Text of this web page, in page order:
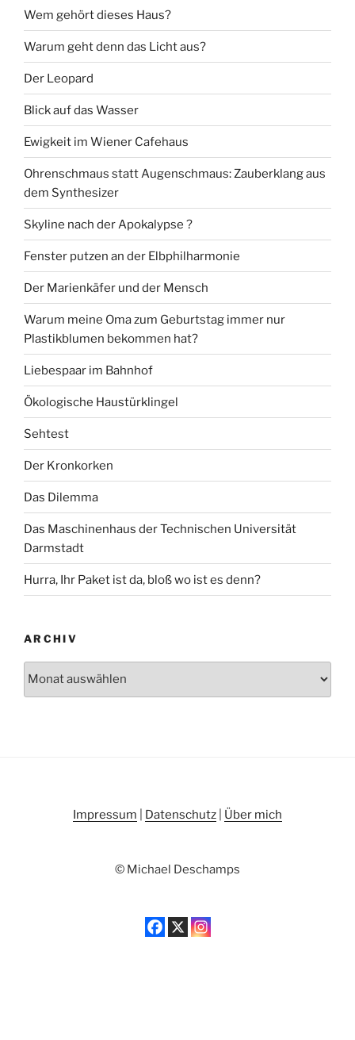
Wem gehört dieses Haus?
Warum geht denn das Licht aus?
Der Leopard
Blick auf das Wasser
Ewigkeit im Wiener Cafehaus
Ohrenschmaus statt Augenschmaus: Zauberklang aus
dem Synthesizer
Skyline nach der Apokalypse ?
Fenster putzen an der Elbphilharmonie
Der Marienkäfer und der Mensch
Warum meine Oma zum Geburtstag immer nur
Plastikblumen bekommen hat?
Liebespaar im Bahnhof
Ökologische Haustürklingel
Sehtest
Der Kronkorken
Das Dilemma
Das Maschinenhaus der Technischen Universität
Darmstadt
Hurra, Ihr Paket ist da, bloß wo ist es denn?
ARCHIV
Impressum Datenschutz Über mich
© Michael Deschamps